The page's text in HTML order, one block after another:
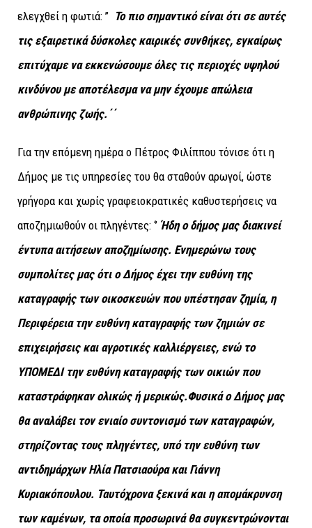
ελεγχθεί η φωτιά: ’’ Το πιο σημαντικό είναι ότι σε αυτές
τις εξαιρετικά δύσκολες καιρικές συνθήκες, εγκαίρως
επιτύχαμε να εκκενώσουμε όλες τις περιοχές υψηλού
κινδύνου με αποτέλεσμα να μην έχουμε απώλεια
ανθρώπινης ζωής.΄΄
Για την επόμενη ημέρα ο Πέτρος Φιλίππου τόνισε ότι η
Δήμος με τις υπηρεσίες του θα σταθούν αρωγοί, ώστε
γρήγορα και χωρίς γραφειοκρατικές καθυστερήσεις να
αποζημιωθούν οι πληγέντες: ‘’ Ήδη ο δήμος μας διακινεί
έντυπα αιτήσεων αποζημίωσης. Ενημερώνω τους
συμπολίτες μας ότι ο Δήμος έχει την ευθύνη της
καταγραφής των οικοσκευών που υπέστησαν ζημία, η
Περιφέρεια την ευθύνη καταγραφής των ζημιών σε
επιχειρήσεις και αγροτικές καλλιέργειες, ενώ το
ΥΠΟΜΕΔΙ την ευθύνη καταγραφής των οικιών που
καταστράφηκαν ολικώς ή μερικώς.Φυσικά ο Δήμος μας
θα αναλάβει τον ενιαίο συντονισμό των καταγραφών,
στηρίζοντας τους πληγέντες, υπό την ευθύνη των
αντιδημάρχων Ηλία Πατσιαούρα και Γιάννη
Κυριακόπουλου. Ταυτόχρονα ξεκινά και η απομάκρυνση
των καμένων, τα οποία προσωρινά θα συγκεντρώνονται